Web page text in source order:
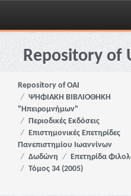
Skip
navigationRepository of
Repository of OAI
ΨΗΦΙΑΚΗ ΒΙΒΛΙΟΘΗΚΗ
"Ηπειρομνήμων"
Περιοδικές Εκδόσεις
Επιστημονικές Επετηρίδες
Πανεπιστημίου Ιωαννίνων
Δωδώνη
Επετηρίδα
Τόμος 34 (2005)